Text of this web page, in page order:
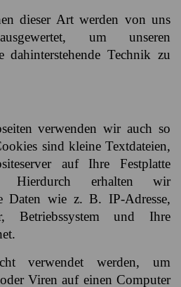
dieser Art werden von uns
um unseren
Technik zu
verwenden wir auch so
sind kleine Textdateien,
auf Ihre Festplatte
Hierdurch erhalten wir
Daten wie z. B. IP-Adresse,
Betriebssystem und Ihre
verwendet werden, um
Viren auf einen Computer